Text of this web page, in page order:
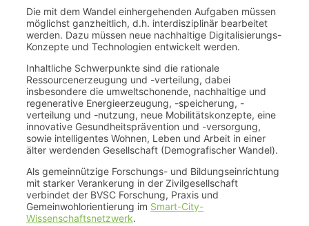
Die mit dem Wandel einhergehenden Aufgaben müssen
möglichst ganzheitlich, d.h. interdisziplinär bearbeitet
werden. Dazu müssen neue nachhaltige Digitalisierungs-
Konzepte und Technologien entwickelt werden.
Inhaltliche Schwerpunkte sind die rationale
Ressourcenerzeugung und -verteilung, dabei
insbesondere die umweltschonende, nachhaltige und
regenerative Energieerzeugung, -speicherung, -
verteilung und -nutzung, neue Mobilitätskonzepte, eine
innovative Gesundheitsprävention und -versorgung,
sowie intelligentes Wohnen, Leben und Arbeit in einer
älter werdenden Gesellschaft (Demografischer Wandel).
Als gemeinnützige Forschungs- und Bildungseinrichtung
mit starker Verankerung in der Zivilgesellschaft
verbindet der BVSC Forschung, Praxis und
Gemeinwohlorientierung im Smart-City-
Wissenschaftsnetzwerk.